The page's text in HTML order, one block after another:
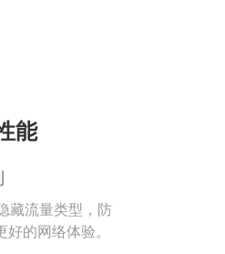
能
藏流量类型，防
的网络体验。